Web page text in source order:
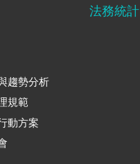
趨勢分析
規範
動方案
法務統計